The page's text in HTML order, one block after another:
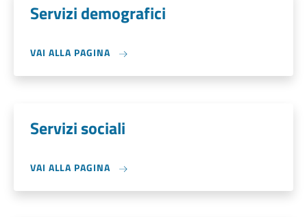
Servizi demografici
VAI ALLA PAGINA
Servizi sociali
VAI ALLA PAGINA